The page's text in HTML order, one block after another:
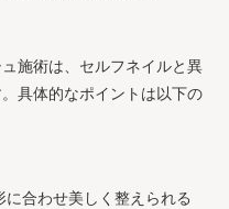
施術は、セルフネイルと異
具体的なポイントは以下の
に合わせ美しく整えられる